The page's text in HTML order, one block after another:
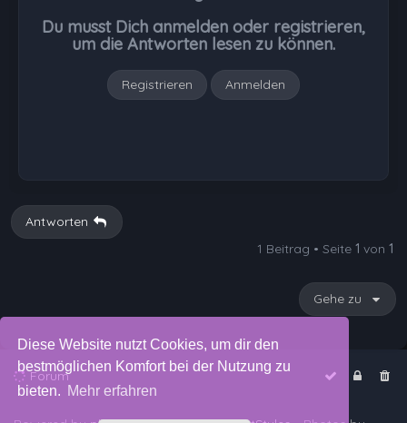
Diese Website nutzt Cookies, um dir den
bestmöglichen Komfort bei der Nutzung zu
bieten. Mehr erfahren
Du musst Dich anmelden oder registrieren,
um die Antworten lesen zu können.
Registrieren Anmelden
Antworten
1 Beitrag • Seite 1 von 1
Gehe zu
Forum